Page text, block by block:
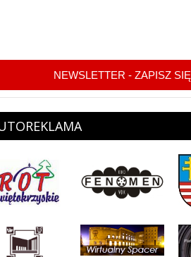
NEWSLETTER - ZAPISZ SIĘ